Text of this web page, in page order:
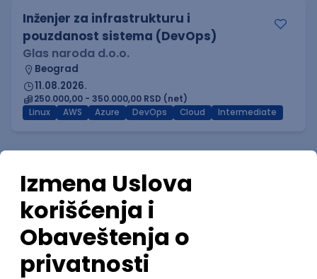
Inženjer za infrastrukturu i
pouzdanost sistema (DevOps)
Glas naroda d.o.o.
Beograd
11.08.2026.
250.000,00 - 350.000,00 RSD (net)
Linux
AWS Azure DevOps Cloud Intermediate